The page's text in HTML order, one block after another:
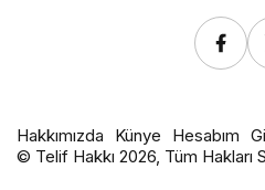
Hakkımızda Künye Hesabım
© Telif Hakkı 2026, Tüm Hakları